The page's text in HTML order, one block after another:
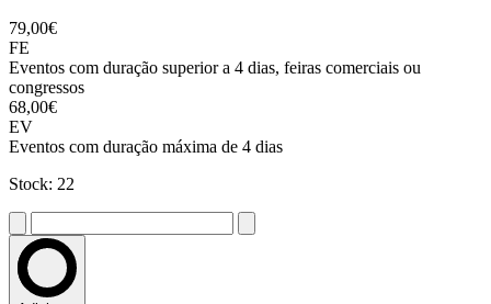
79,00€
FE
Eventos com duração superior a 4 dias, feiras comerciais ou
congressos
68,00€
EV
Eventos com duração máxima de 4 dias
Stock: 22